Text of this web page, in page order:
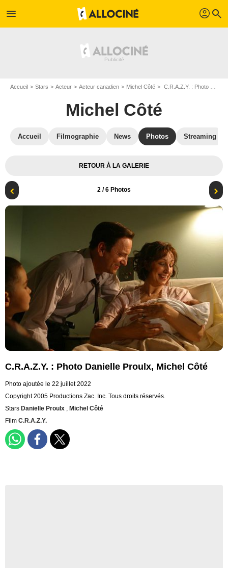
menu profil search
Accueil Stars Acteur Acteur canadien Michel Côté C.R.A.Z.Y. : Photo Danielle Proulx, Michel Côté
Michel Côté
Accueil Filmographie News Photos Streaming
RETOUR À LA GALERIE
2 / 6 Photos
C.R.A.Z.Y. : Photo Danielle Proulx, Michel Côté
Photo ajoutée le 22 juillet 2022
Copyright 2005 Productions Zac. Inc. Tous droits réservés.
Stars Danielle Proulx , Michel Côté
Film C.R.A.Z.Y.